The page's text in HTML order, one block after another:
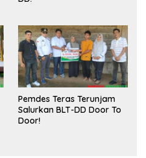
Pemdes Teras Terunjam
Salurkan BLT-DD Door To
Door!